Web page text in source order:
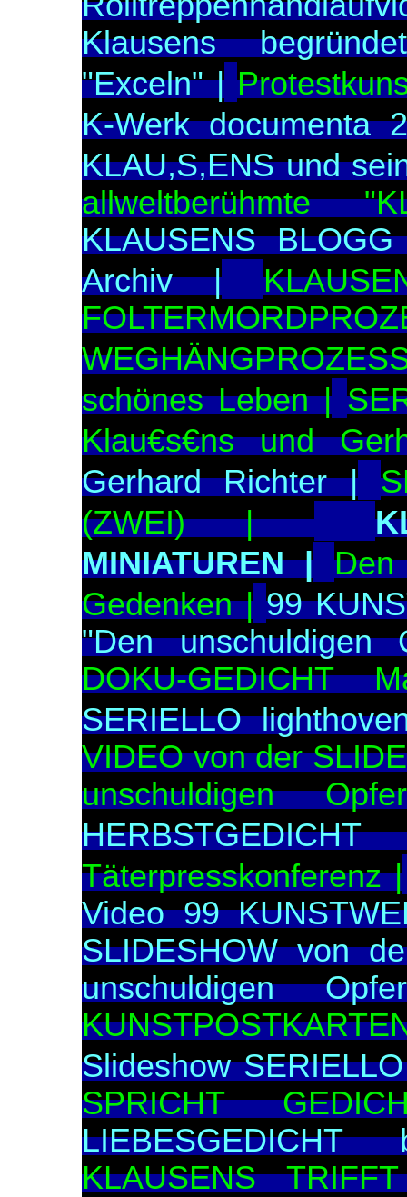
Klausens
"Exceln" |
K-Werk documenta
KLAU,S,ENS und
allweltberühmte
KLAUSENS
Archiv |
schönes Leben |
Klau€s€ns und
Gerhard Richter |
(ZWEI) |
MINIATUREN | Den
Gedenken | 99
"Den unschuldigen
DOKU-GEDICHT
SERIELLO
VIDEO von der
unschuldigen
Täterpresskonferenz |
Video 99
SLIDESHOW von
unschuldigen
Slideshow
SPRICHT
KLAUSENS